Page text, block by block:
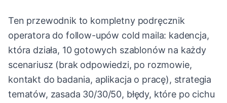
Ten przewodnik to kompletny podręcznik
operatora do follow-upów cold maila: kadencja,
która działa, 10 gotowych szablonów na każdy
scenariusz (brak odpowiedzi, po rozmowie,
kontakt do badania, aplikacja o pracę), strategia
tematów, zasada 30/30/50, błędy, które po cichu